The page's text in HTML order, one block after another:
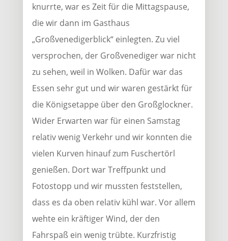
knurrte, war es Zeit für die Mittagspause,
die wir dann im Gasthaus
„Großvenedigerblick“ einlegten. Zu viel
versprochen, der Großvenediger war nicht
zu sehen, weil in Wolken. Dafür war das
Essen sehr gut und wir waren gestärkt für
die Königsetappe über den Großglockner.
Wider Erwarten war für einen Samstag
relativ wenig Verkehr und wir konnten die
vielen Kurven hinauf zum Fuschertörl
genießen. Dort war Treffpunkt und
Fotostopp und wir mussten feststellen,
dass es da oben relativ kühl war. Vor allem
wehte ein kräftiger Wind, der den
Fahrspaß ein wenig trübte. Kurzfristig